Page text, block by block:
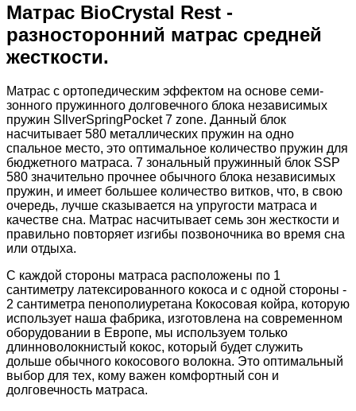
Матрас BioCrystal Rest -
разносторонний матрас средней
жесткости.
Матрас c ортопедическим эффектом на основе семи-
зонного пружинного долговечного блока независимых
пружин SIlverSpringPocket 7 zone. Данный блок
насчитывает 580 металлических пружин на одно
спальное место, это оптимальное количество пружин для
бюджетного матраса. 7 зональный пружинный блок SSP
580 значительно прочнее обычного блока независимых
пружин, и имеет большее количество витков, что, в свою
очередь, лучше сказывается на упругости матраса и
качестве сна. Матрас насчитывает семь зон жесткости и
правильно повторяет изгибы позвоночника во время сна
или отдыха.
С каждой стороны матраса расположены по 1
сантиметру латексированного кокоса и с одной стороны -
2 сантиметра пенополиуретана Кокосовая койра, которую
использует наша фабрика, изготовлена на современном
оборудовании в Европе, мы используем только
длинноволокнистый кокос, который будет служить
дольше обычного кокосового волокна. Это оптимальный
выбор для тех, кому важен комфортный сон и
долговечность матраса.